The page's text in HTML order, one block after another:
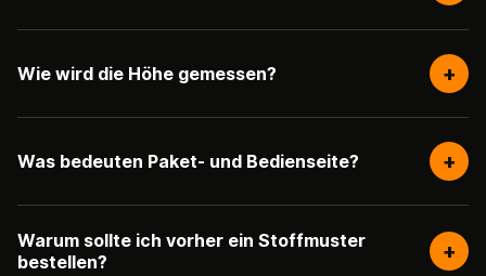
Wie wird die Höhe gemessen? +
Was bedeuten Paket- und Bedienseite? +
Warum sollte ich vorher ein Stoffmuster
bestellen?
+